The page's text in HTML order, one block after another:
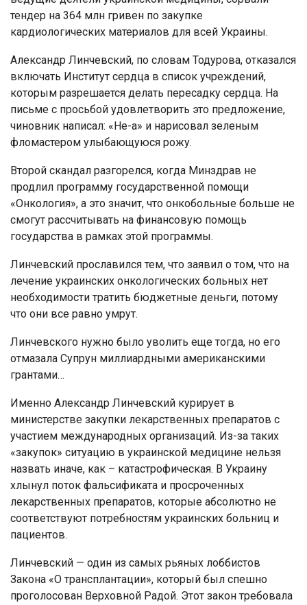
тендер на 364 млн гривен по закупке
кардиологических материалов для всей Украины.
Александр Линчевский, по словам Тодурова, отказался
включать Институт сердца в список учреждений,
которым разрешается делать пересадку сердца. На
письме с просьбой удовлетворить это предложение,
чиновник написал: «Не-а» и нарисовал зеленым
фломастером улыбающуюся рожу.
Второй скандал разгорелся, когда Минздрав не
продлил программу государственной помощи
«Онкология», а это значит, что онкобольные больше не
смогут рассчитывать на финансовую помощь
государства в рамках этой программы.
Линчевский прославился тем, что заявил о том, что на
лечение украинских онкологических больных нет
необходимости тратить бюджетные деньги, потому
что они все равно умрут.
Линчевского нужно было уволить еще тогда, но его
отмазала Супрун миллиардными американскими
грантами…
Именно Александр Линчевский курирует в
министерстве закупки лекарственных препаратов с
участием международных организаций. Из-за таких
«закупок» ситуацию в украинской медицине нельзя
назвать иначе, как – катастрофическая. В Украину
хлынул поток фальсификата и просроченных
лекарственных препаратов, которые абсолютно не
соответствуют потребностям украинских больниц и
пациентов.
Линчевский — один из самых рьяных лоббистов
Закона «О трансплантации», который был спешно
проголосован Верховной Радой. Этот закон требовала